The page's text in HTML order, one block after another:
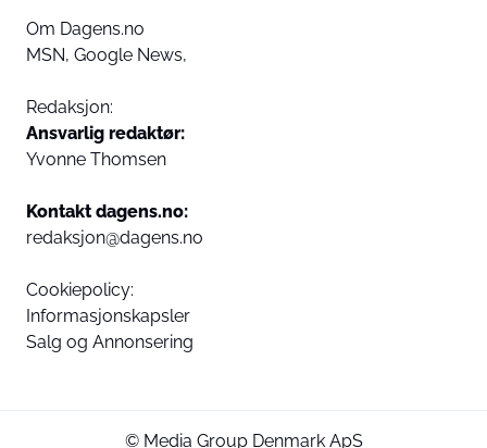
Om Dagens.no
MSN, Google News,
Redaksjon:
Ansvarlig redaktør:
Yvonne Thomsen
Kontakt dagens.no:
redaksjon@dagens.no
Cookiepolicy:
Informasjonskapsler
Salg og Annonsering
© Media Group Denmark ApS